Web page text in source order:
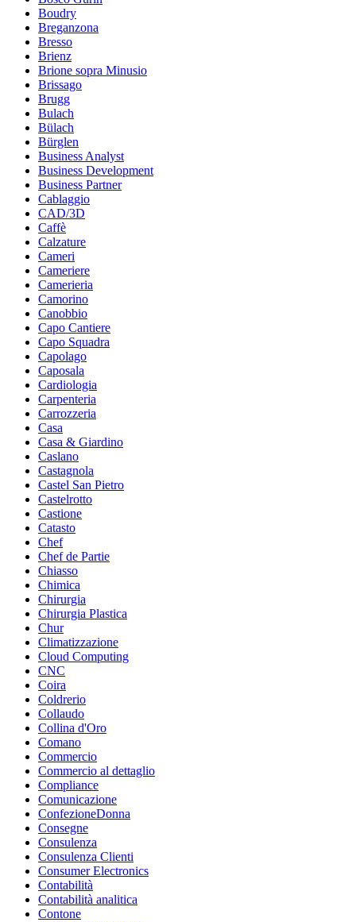
Boudry
Breganzona
Bresso
Brienz
Brione sopra Minusio
Brissago
Brugg
Bulach
Bülach
Bürglen
Business Analyst
Business Development
Business Partner
Cablaggio
CAD/3D
Caffè
Calzature
Cameri
Cameriere
Camerieria
Camorino
Canobbio
Capo Cantiere
Capo Squadra
Capolago
Caposala
Cardiologia
Carpenteria
Carrozzeria
Casa
Casa & Giardino
Caslano
Castagnola
Castel San Pietro
Castelrotto
Castione
Catasto
Chef
Chef de Partie
Chiasso
Chimica
Chirurgia
Chirurgia Plastica
Chur
Climatizzazione
Cloud Computing
CNC
Coira
Coldrerio
Collaudo
Collina d'Oro
Comano
Commercio
Commercio al dettaglio
Compliance
Comunicazione
ConfezioneDonna
Consegne
Consulenza
Consulenza Clienti
Consumer Electronics
Contabilità
Contabilità analitica
Contone